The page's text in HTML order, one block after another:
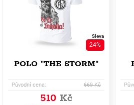
Sleva
24%
POLO "THE STORM"
Původní cena: 669 Kč
510 Kč